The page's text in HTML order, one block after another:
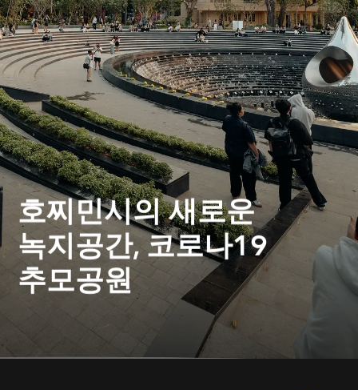
호찌민시의 새로운
녹지공간, 코로나19
추모공원
사이공이어 글